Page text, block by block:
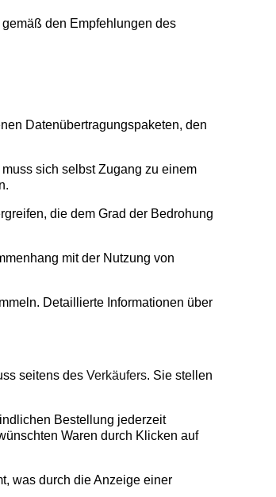
den Empfehlungen des
Datenübertragungspaketen, den
sich selbst Zugang zu einem
die dem Grad der Bedrohung
mit der Nutzung von
Detaillierte Informationen über
seitens des Verkäufers. Sie stellen
Bestellung jederzeit
Waren durch Klicken auf
was durch die Anzeige einer